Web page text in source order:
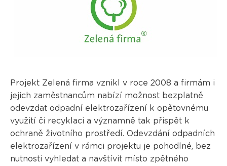
Projekt Zelená firma vznikl v roce 2008 a firmám i
jejich zaměstnancům nabízí možnost bezplatně
odevzdat odpadní elektrozařízení k opětovnému
využití či recyklaci a významně tak přispět k
ochraně životního prostředí. Odevzdání odpadních
elektrozařízení v rámci projektu je pohodlné, bez
nutnosti vyhledat a navštívit místo zpětného